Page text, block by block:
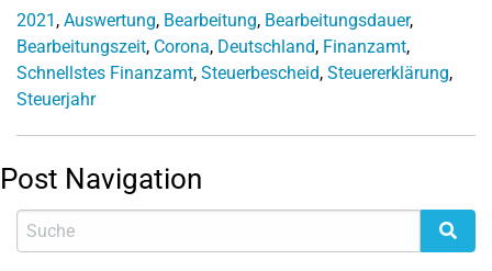
2021 , Auswertung, Bearbeitung, Bearbeitungsdauer,
Bearbeitungszeit, Corona, Deutschland, Finanzamt,
Schnellstes Finanzamt, Steuerbescheid, Steuererklärung,
Steuerjahr
Post Navigation